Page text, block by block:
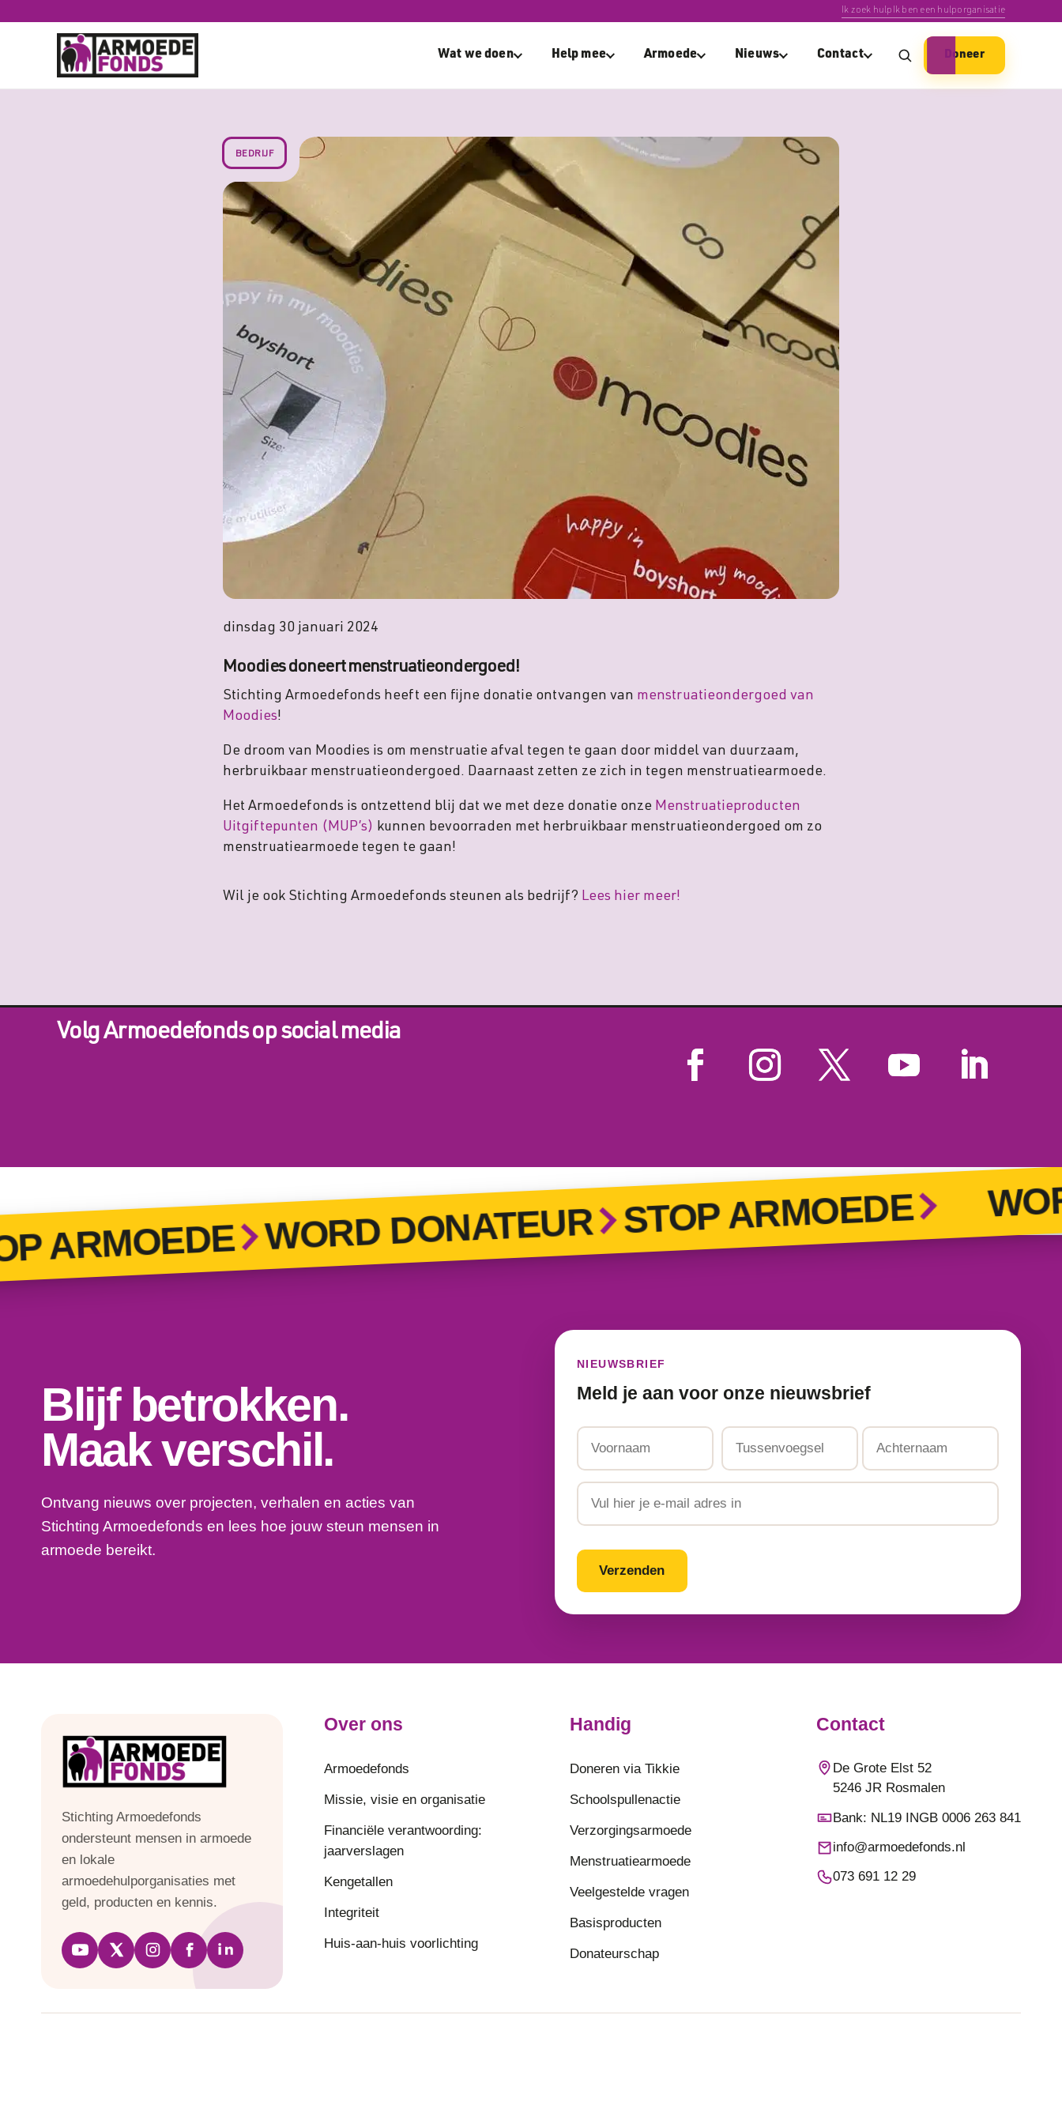
Ik zoek hulp Ik ben een hulporganisatie
Wat we doen Help mee Armoede Nieuws Contact Doneer
# Terug naar home
BEDRIJF
dinsdag 30 januari 2024
Moodies doneert menstruatie­ondergoed!
Stichting Armoedefonds heeft een fijne donatie ontvangen van menstruatieondergoed van
Moodies!
De droom van Moodies is om menstruatie afval tegen te gaan door middel van duurzaam,
herbruikbaar menstruatieondergoed. Daarnaast zetten ze zich in tegen menstruatiearmoede.
Het Armoedefonds is ontzettend blij dat we met deze donatie onze Menstruatieproducten
Uitgiftepunten (MUP’s) kunnen bevoorraden met herbruikbaar menstruatieondergoed om zo
menstruatiearmoede tegen te gaan!
Wil je ook Stichting Armoedefonds steunen als bedrijf? Lees hier meer!
Volg Armoedefonds op social media
ARMOEDE WORD DONATEUR STOP ARMOEDE
Blijf betrokken.
Maak verschil.
Ontvang nieuws over projecten, verhalen en acties van
Stichting Armoedefonds en lees hoe jouw steun mensen in
armoede bereikt.
NIEUWSBRIEF
Meld je aan voor onze nieuwsbrief
Voornaam Tussenvoegsel Achternaam
CAPTCHA
Stichting Armoedefonds
ondersteunt mensen in armoede
en lokale
armoedehulporganisaties met
geld, producten en kennis.
Over ons
Armoedefonds
Missie, visie en organisatie
Financiële verantwoording:
jaarverslagen
Kengetallen
Integriteit
Huis-aan-huis voorlichting
Handig
Doneren via Tikkie
Schoolspullenactie
Verzorgingsarmoede
Menstruatiearmoede
Veelgestelde vragen
Basisproducten
Donateurschap
Contact
De Grote Elst 52
5246 JR Rosmalen
Bank: NL19 INGB 0006 263 841
info@armoedefonds.nl
073 691 12 29